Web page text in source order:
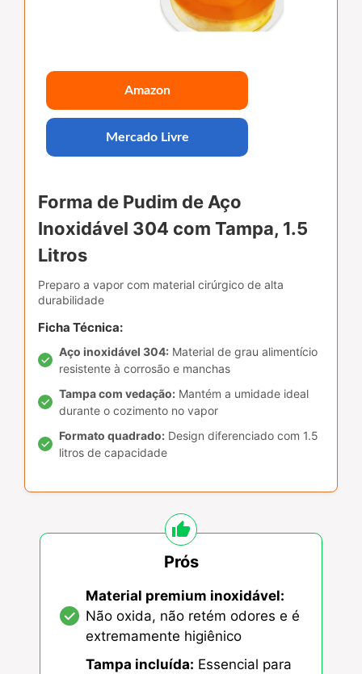
Amazon
Mercado Livre
Forma de Pudim de Aço
Inoxidável 304 com Tampa, 1.5
Litros
Preparo a vapor com material cirúrgico de alta
durabilidade
Ficha Técnica:
Aço inoxidável 304: Material de grau alimentício
resistente à corrosão e manchas
Tampa com vedação: Mantém a umidade ideal
durante o cozimento no vapor
Formato quadrado: Design diferenciado com 1.5
litros de capacidade
Prós
Material premium inoxidável:
Não oxida, não retém odores e é
extremamente higiênico
Tampa incluída: Essencial para